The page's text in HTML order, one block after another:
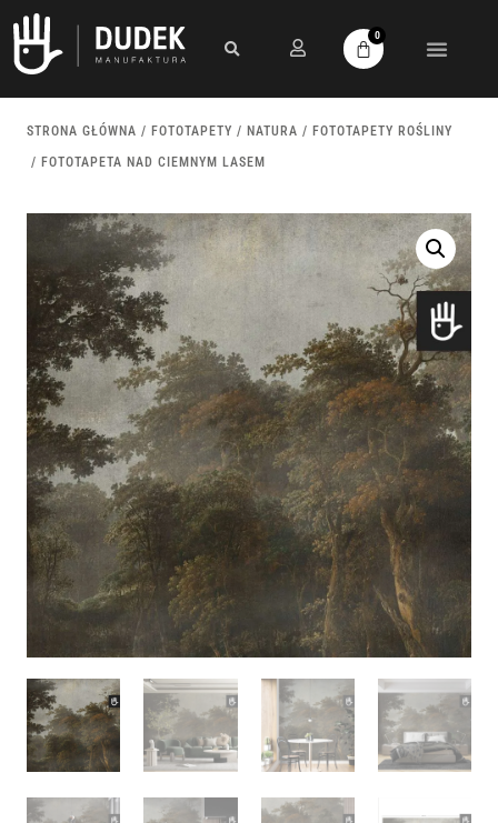
0
STRONA GŁÓWNA / FOTOTAPETY / NATURA / FOTOTAPETY ROŚLINY
/ FOTOTAPETA NAD CIEMNYM LASEM